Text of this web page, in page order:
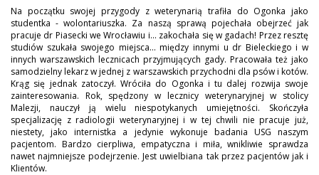
Na początku swojej przygody z weterynarią trafiła do Ogonka jako
studentka - wolontariuszka. Za naszą sprawą pojechała obejrzeć jak
pracuje dr Piasecki we Wrocławiu i... zakochała się w gadach! Przez resztę
studiów szukała swojego miejsca... między innymi u dr Bieleckiego i w
innych warszawskich lecznicach przyjmujących gady. Pracowała też jako
samodzielny lekarz w jednej z warszawskich przychodni dla psów i kotów.
Krąg się jednak zatoczył. Wróciła do Ogonka i tu dalej rozwija swoje
zainteresowania. Rok, spędzony w lecznicy weterynaryjnej w stolicy
Malezji, nauczył ją wielu niespotykanych umiejętności. Skończyła
specjalizację z radiologii weterynaryjnej i w tej chwili nie pracuje już,
niestety, jako internistka a jedynie wykonuje badania USG naszym
pacjentom. Bardzo cierpliwa, empatyczna i miła, wnikliwie sprawdza
nawet najmniejsze podejrzenie. Jest uwielbiana tak przez pacjentów jak i
Klientów.